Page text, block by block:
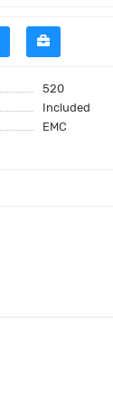
520
Included
EMC